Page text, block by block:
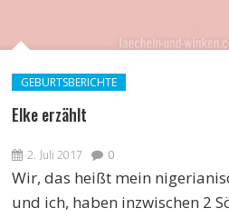
GEBURTSBERICHTE
Elke erzählt
2. Juli 2017 0
Wir, das heißt mein
und ich, haben inzwischen 2